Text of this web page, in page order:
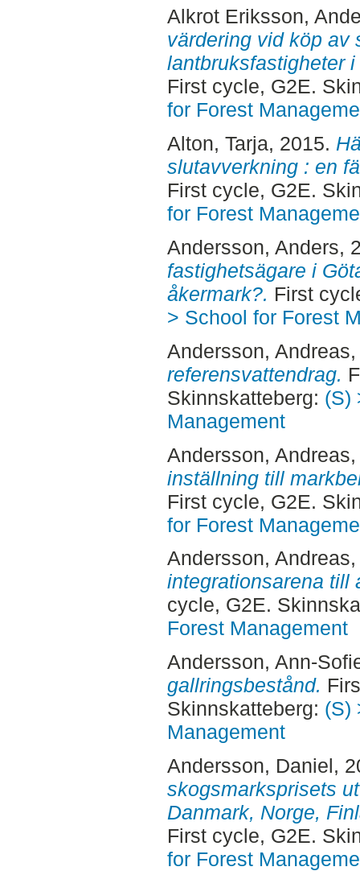
Alkrot Eriksson,
värdering vid köp av
lantbruksfastigheter
First cycle, G2E.
for Forest
Alton, Tarja, 2015.
slutavverkning : en
First cycle, G2E.
for Forest
Andersson, Anders,
fastighetsägare i
åkermark?. First
> School for Forest
Andersson, Andreas
referensvattendrag.
Skinnskatteberg: (S)
Management
Andersson, Andreas
inställning till
First cycle, G2E.
for Forest
Andersson, Andreas
integrationsarena till
cycle, G2E.
Forest Management
Andersson, Ann-
gallringsbestånd.
Skinnskatteberg: (S)
Management
Andersson, Daniel,
skogsmarksprisets
Danmark, Norge,
First cycle, G2E.
for Forest